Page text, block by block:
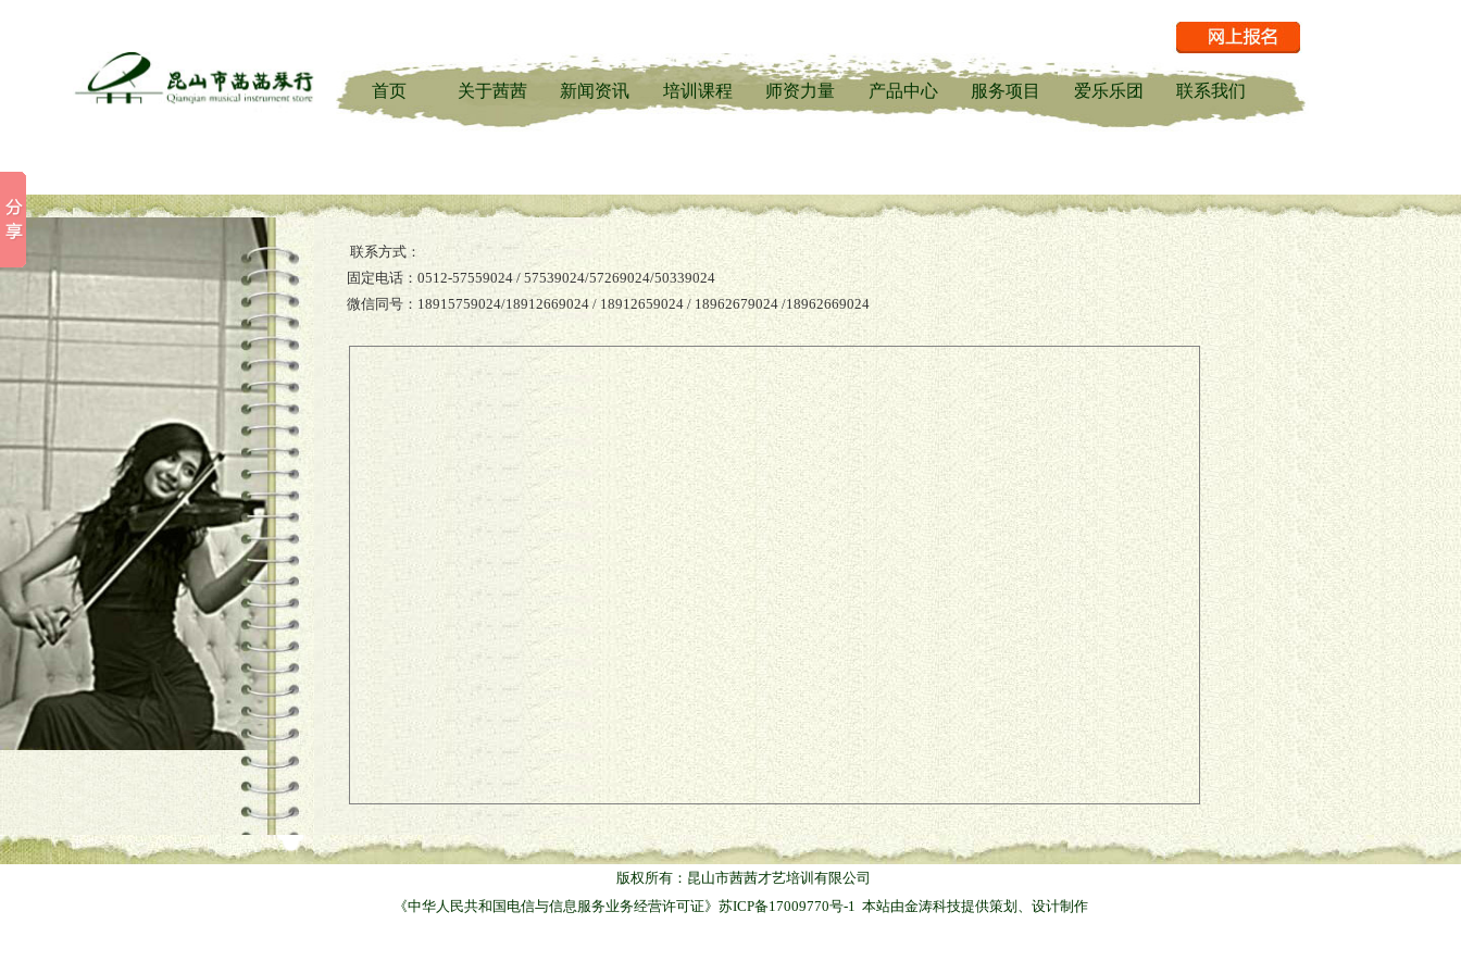
首页 关于茜茜 新闻资讯 培训课程 师资力量 产品中心 服务项目 爱乐乐团 联系我们
联系方式：
固定电话：0512-57559024 / 57539024/57269024/50339024
微信同号：18915759024/18912669024/ 18912659024 / 18962679024 /18962669024
版权所有：昆山市茜茜才艺培训有限公司
《中华人民共和国电信与信息服务业务经营许可证》 苏ICP备17009770号-1 本站由金涛科技提供策划、设计制作